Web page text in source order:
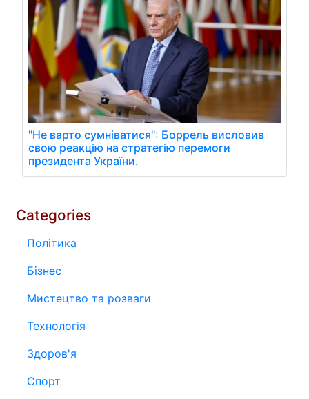
"Не варто сумніватися": Боррель висловив
свою реакцію на стратегію перемоги
президента України.
Categories
Політика
Бізнес
Мистецтво та розваги
Технологія
Здоров'я
Спорт